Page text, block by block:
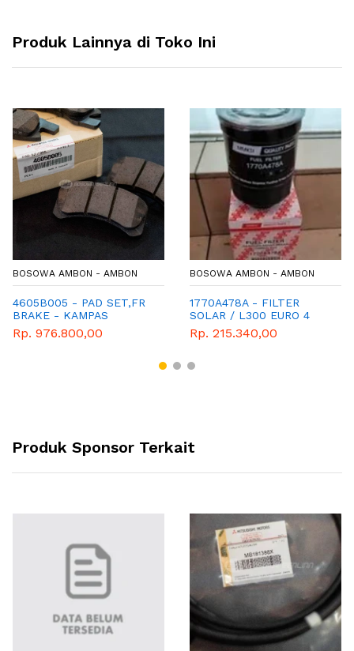
Produk Lainnya di Toko Ini
BOSOWA AMBON - AMBON
4605B005 - PAD SET,FR
BRAKE - KAMPAS
CAKRAM - GENUINE
SPAREPART - MITSUBISHI
Rp. 976.800,00
BOSOWA AMBON - AMBON
1770A478A - FILTER
SOLAR / L300 EURO 4
Rp. 215.340,00
Produk Sponsor Terkait